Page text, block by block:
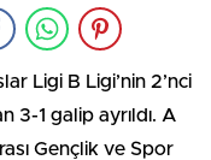
Ligi B Ligi’nin 2’nci
3-1 galip ayrıldı. A
Gençlik ve Spor